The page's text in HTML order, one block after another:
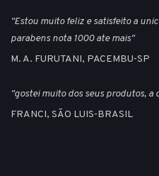
"Estou muito feliz e satisfeito a
parabens nota 1000 ate mais"
M. A. FURUTANI, PACEMBU-SP
"gostei muito dos seus produtos,
FRANCI, SÃO LUIS-BRASIL